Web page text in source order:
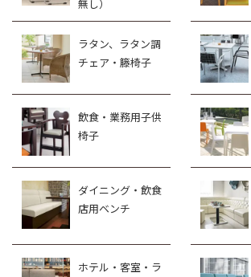
無し）
ラタン、ラタン調
チェア・籐椅子
飲食・業務用子供
椅子
ダイニング・飲食
店用ベンチ
ホテル・客室・ラ